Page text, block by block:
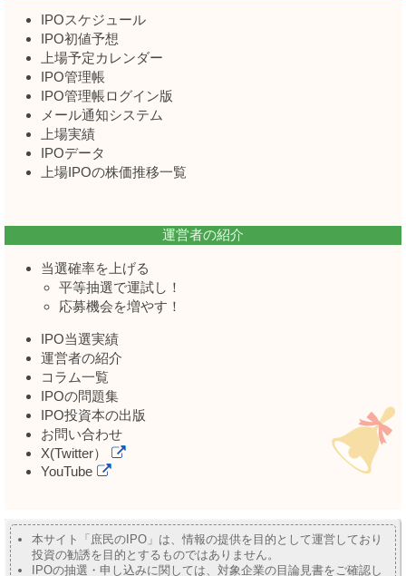
IPOスケジュール
IPO初値予想
上場予定カレンダー
IPO管理帳
IPO管理帳ログイン版
メール通知システム
上場実績
IPOデータ
上場IPOの株価推移一覧
運営者の紹介
当選確率を上げる
平等抽選で運試し！
応募機会を増やす！
IPO当選実績
運営者の紹介
コラム一覧
IPOの問題集
IPO投資本の出版
お問い合わせ
X(Twitter）
YouTube
本サイト「庶民のIPO」は、情報の提供を目的として運営しており
投資の勧誘を目的とするものではありません。
IPOの抽選・申し込みに関しては、対象企業の目論見書をご確認し